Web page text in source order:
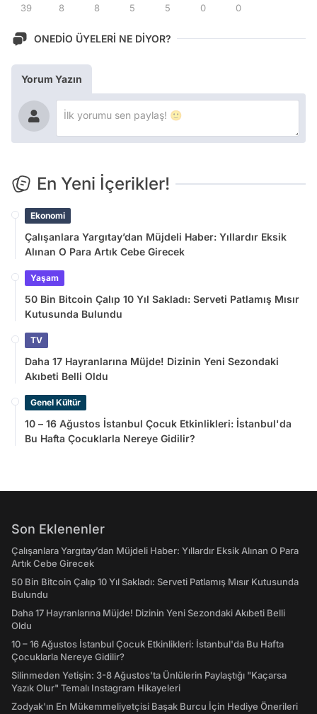
39 8 8 5 5 0 0
ONEDİO ÜYELERİ NE DİYOR?
Yorum Yazın
En Yeni İçerikler!
Ekonomi
Çalışanlara Yargıtay’dan Müjdeli Haber: Yıllardır Eksik
Alınan O Para Artık Cebe Girecek
Yaşam
50 Bin Bitcoin Çalıp 10 Yıl Sakladı: Serveti Patlamış Mısır
Kutusunda Bulundu
TV
Daha 17 Hayranlarına Müjde! Dizinin Yeni Sezondaki
Akıbeti Belli Oldu
Genel Kültür
10 – 16 Ağustos İstanbul Çocuk Etkinlikleri: İstanbul'da
Bu Hafta Çocuklarla Nereye Gidilir?
Son Eklenenler
Çalışanlara Yargıtay’dan Müjdeli Haber: Yıllardır Eksik Alınan O Para
Artık Cebe Girecek
50 Bin Bitcoin Çalıp 10 Yıl Sakladı: Serveti Patlamış Mısır Kutusunda
Bulundu
Daha 17 Hayranlarına Müjde! Dizinin Yeni Sezondaki Akıbeti Belli
Oldu
10 – 16 Ağustos İstanbul Çocuk Etkinlikleri: İstanbul'da Bu Hafta
Çocuklarla Nereye Gidilir?
Silinmeden Yetişin: 3-8 Ağustos'ta Ünlülerin Paylaştığı "Kaçarsa
Yazık Olur" Temalı Instagram Hikayeleri
Zodyak'ın En Mükemmeliyetçisi Başak Burcu İçin Hediye Önerileri